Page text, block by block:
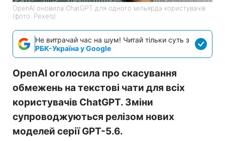
OpenAI оновила ChatGPT для одного мільярда користувачів
(фото: Pexels)
Не витрачай час на шум! Читай тільки суть з
РБК-Україна у Google
OpenAI оголосила про скасування
обмежень на текстові чати для всіх
користувачів ChatGPT. Зміни
супроводжуються релізом нових
моделей серії GPT-5.6.